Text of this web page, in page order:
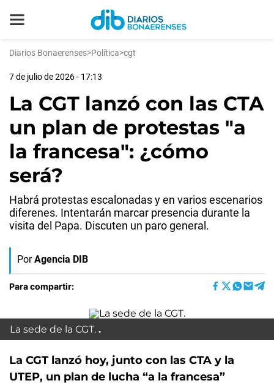
Diarios Bonaerenses>Política>cgt
7 de julio de 2026 - 17:13
La CGT lanzó con las CTA
un plan de protestas "a
la francesa": ¿cómo
será?
Habrá protestas escalonadas y en varios escenarios
diferenes. Intentarán marcar presencia durante la
visita del Papa. Discuten un paro general.
Por Agencia DIB
Para compartir:
La sede de la CGT.
La CGT lanzó hoy, junto con las CTA y la
UTEP, un plan de lucha “a la francesa”